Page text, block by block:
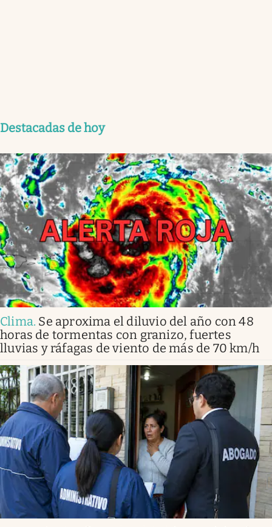
Destacadas de hoy
Clima. Se aproxima el diluvio del año con 48
horas de tormentas con granizo, fuertes
lluvias y ráfagas de viento de más de 70 km/h